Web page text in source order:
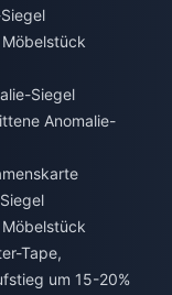
Siegel
Anomalie-
Tape,
um 15-20%